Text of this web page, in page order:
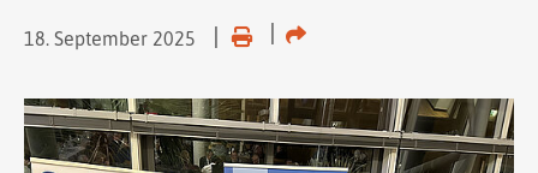
18. September 2025